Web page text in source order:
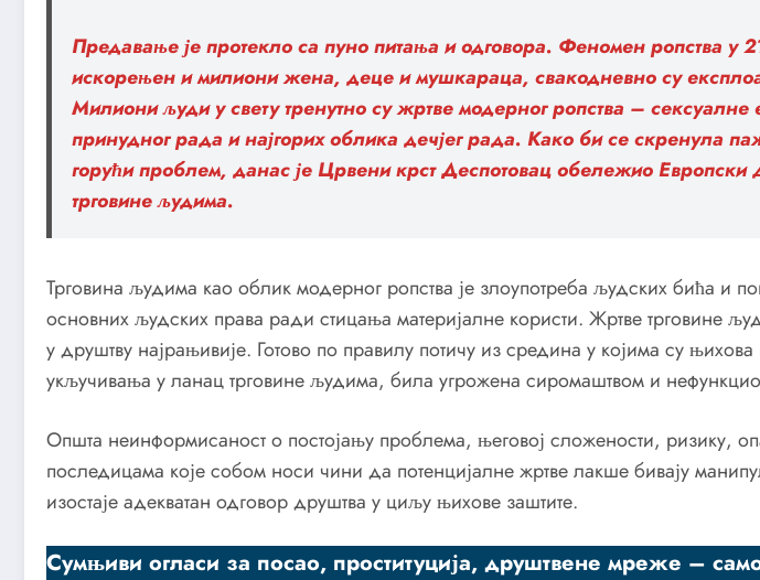
Предавање је протекло са пуно питања и одговора. Феномен ропства у
искорењен и милиони жена, деце и мушкараца, свакодневно су
Милиони људи у свету тренутно су жртве модерног ропства – сексуалне
принудног рада и најгорих облика дечјег рада. Како би се скренула
горући проблем, данас је Црвени крст Деспотовац обележио Европски
трговине људима.
Трговина људима као облик модерног ропства је злоупотреба људских бића и
основних људских права ради стицања материјалне користи. Жртве трговине
у друштву најрањивије. Готово по правилу потичу из средина у којима су
укључивања у ланац трговине људима, била угрожена сиромаштвом и
Општа неинформисаност о постојању проблема, његовој сложености, ризику,
последицама које собом носи чини да потенцијалне жртве лакше бивају
изостаје адекватан одговор друштва у циљу њихове заштите.
Сумњиви огласи за посао, проституција, друштвене мреже –